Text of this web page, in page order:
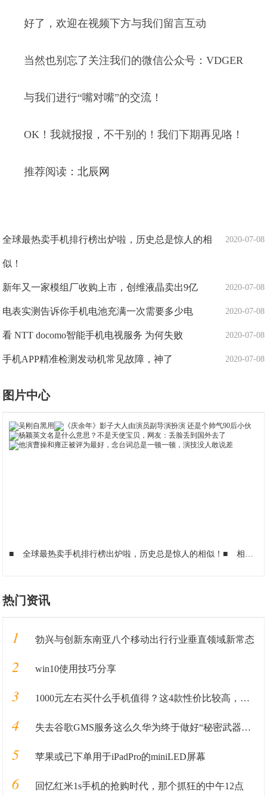
好了，欢迎在视频下方与我们留言互动
当然也别忘了关注我们的微信公众号：VDGER
与我们进行“嘴对嘴”的交流！
OK！我就报报，不干别的！我们下期再见咯！
推荐阅读：北辰网
2020-07-08
全球最热卖手机排行榜出炉啦，历史总是惊人的相
似！
2020-07-08
新年又一家模组厂收购上市，创维液晶卖出9亿
2020-07-08
电表实测告诉你手机电池充满一次需要多少电
2020-07-08
看 NTT docomo智能手机电视服务 为何失败
2020-07-08
手机APP精准检测发动机常见故障，神了
图片中心
■ 全球最热卖手机排行榜出炉啦，历史总是惊人的相似！■ 相同的配置，为什么国产手机会比国外品牌手机便宜那么多？
热门资讯
1 勃兴与创新东南亚八个移动出行行业垂直领域新常态
2 win10使用技巧分享
3 1000元左右买什么手机值得？这4款性价比较高，可能你会喜欢
4 失去谷歌GMS服务这么久华为终于做好“秘密武器”准备重回国际市场
5 苹果或已下单用于iPadPro的miniLED屏幕
6 回忆红米1s手机的抢购时代，那个抓狂的中午12点